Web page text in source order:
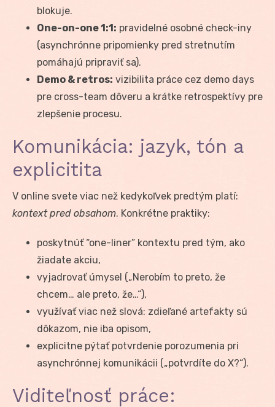
blokuje.
One-on-one 1:1: pravidelné osobné check-iny
(asynchrónne pripomienky pred stretnutím
pomáhajú pripraviť sa).
Demo & retros: vizibilita práce cez demo days
pre cross-team dôveru a krátke retrospektívy pre
zlepšenie procesu.
Komunikácia: jazyk, tón a
explicitita
V online svete viac než kedykoľvek predtým platí:
kontext pred obsahom. Konkrétne praktiky:
poskytnúť “one-liner” kontextu pred tým, ako
žiadate akciu,
vyjadrovať úmysel („Nerobím to preto, že
chcem… ale preto, že…“),
využívať viac než slová: zdieľané artefakty sú
dôkazom, nie iba opisom,
explicitne pýtať potvrdenie porozumenia pri
asynchrónnej komunikácii („potvrdíte do X?“).
Viditeľnosť práce: